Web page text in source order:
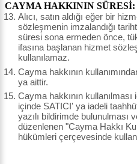
CAYMA HAKKININ SÜRESİ:
Alıcı, satın aldığı eğer bir
sözleşmenin imzalandığı
süresi sona ermeden önce,
ifasına başlanan hizmet
kullanılamaz.
Cayma hakkının
ya aittir.
Cayma hakkının
içinde SATICI' ya iadeli
yazılı bildirimde bulunulması
düzenlenen "Cayma Hakkı
hükümleri çerçevesinde